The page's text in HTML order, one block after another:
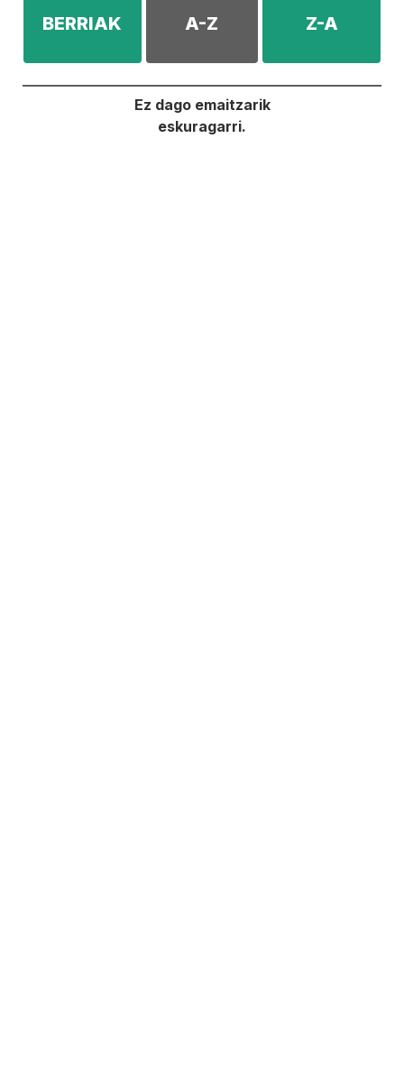
BERRIAK A-Z Z-A
Ez dago emaitzarik
eskuragarri.